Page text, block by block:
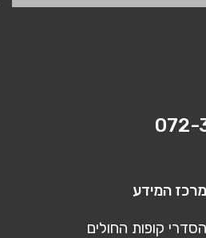
072-
מרכז המידע
הסדרי קופות החולים